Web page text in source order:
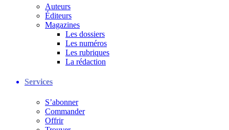
Auteurs
Éditeurs
Magazines
Les dossiers
Les numéros
Les rubriques
La rédaction
Services
S’abonner
Commander
Offrir